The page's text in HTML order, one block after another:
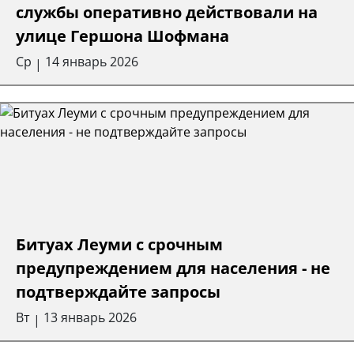
службы оперативно действовали на
улице Гершона Шофмана
Ср | 14 январь 2026
Битуах Леуми с срочным
предупреждением для населения - не
подтверждайте запросы
Вт | 13 январь 2026